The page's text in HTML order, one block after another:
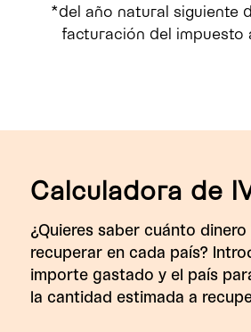
*del año natural siguiente
facturación del impuesto
Calculadora de
¿Quieres saber cuánto
recuperar en cada país?
importe gastado y el país
la cantidad estimada a